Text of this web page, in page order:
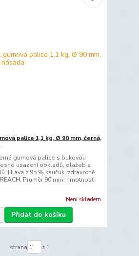
palice 1,1 kg, Ø 90 mm, černá,
gumová palice s bukovou
usazení obkladů, dlažeb a
Hlava z 95 % kaučuk, zdravotně
Průměr 90 mm, hmotnost
Není skladem
Přidat do košíku
strana z 1